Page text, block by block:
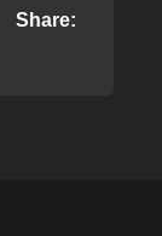
Share: